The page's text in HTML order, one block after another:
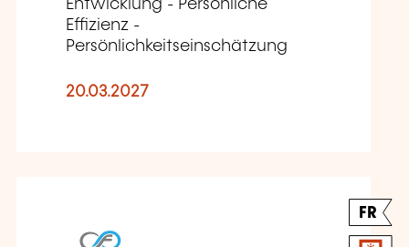
Entwicklung - Persönliche
Effizienz -
Persönlichkeitseinschätzung
20.03.2027
FR